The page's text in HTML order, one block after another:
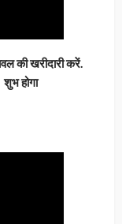
की खरीदारी करें.
होगा